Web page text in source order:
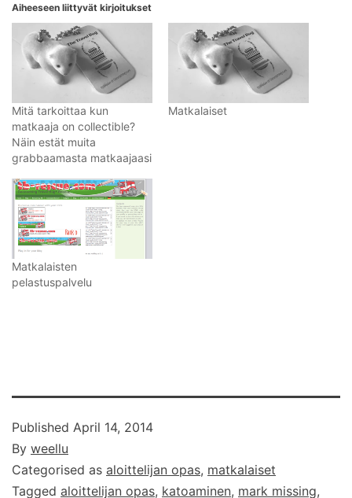
Aiheeseen liittyvät kirjoitukset
Mitä tarkoittaa kun
matkaaja on collectible?
Näin estät muita
grabbaamasta matkaajaasi
Matkalaiset
Matkalaisten
pelastuspalvelu
Published April 14, 2014
By weellu
Categorised as aloittelijan opas, matkalaiset
Tagged aloittelijan opas, katoaminen, mark missing,